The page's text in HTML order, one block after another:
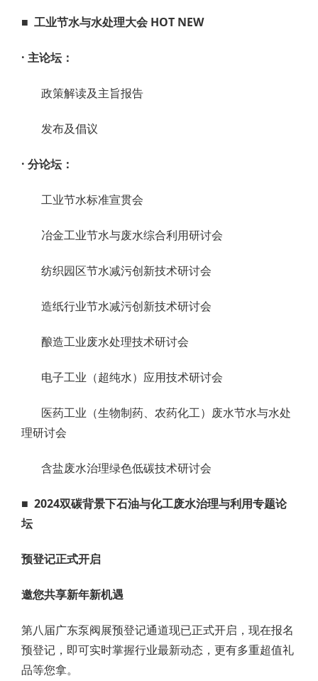
■ 工业节水与水处理大会 HOT NEW
· 主论坛：
政策解读及主旨报告
发布及倡议
· 分论坛：
工业节水标准宣贯会
冶金工业节水与废水综合利用研讨会
纺织园区节水减污创新技术研讨会
造纸行业节水减污创新技术研讨会
酿造工业废水处理技术研讨会
电子工业（超纯水）应用技术研讨会
医药工业（生物制药、农药化工）废水节水与水处
理研讨会
含盐废水治理绿色低碳技术研讨会
■ 2024双碳背景下石油与化工废水治理与利用专题论
坛
预登记正式开启
邀您共享新年新机遇
第八届广东泵阀展预登记通道现已正式开启，现在报名
预登记，即可实时掌握行业最新动态，更有多重超值礼
品等您拿。